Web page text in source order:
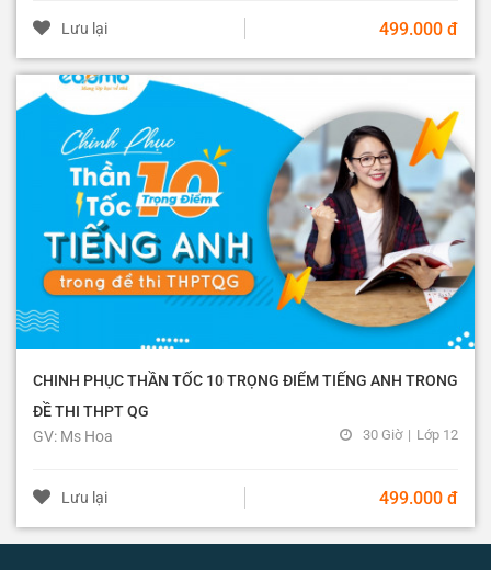
Lưu lại 499.000 đ
CHINH PHỤC THẦN TỐC 10 TRỌNG ĐIỂM TIẾNG ANH TRONG
ĐỀ THI THPT QG
GV: Ms Hoa
30 Giờ | Lớp 12
Lưu lại 499.000 đ